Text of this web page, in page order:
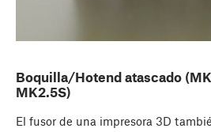
Boquilla/Hotend atascado
MK2.5S)
El fusor de una impresora 3D